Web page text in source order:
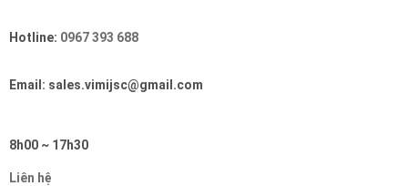
Hotline: 0967 393 688
Email: sales.vimijsc@gmail.com
8h00 ~ 17h30
Liên hệ